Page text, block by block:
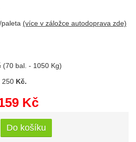
(více v záložce autodoprava zde)
(70 bal. - 1050 Kg)
250 Kč.
Kč
Do košíku